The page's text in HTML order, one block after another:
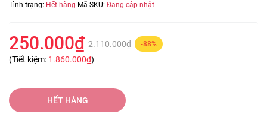
Tình trạng: Hết hàng Mã SKU: Đang cập nhật
250.000₫ 2.110.000₫ -88%
(Tiết kiệm: 1.860.000₫)
HẾT HÀNG